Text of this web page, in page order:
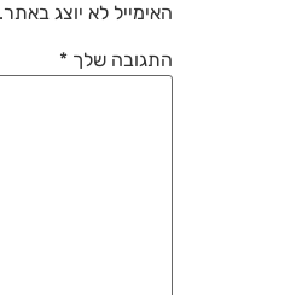
האימייל לא יוצג באתר.
התגובה שלך *